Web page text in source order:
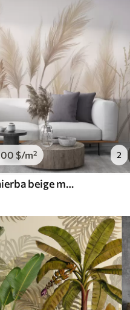
.00 $/m² 2
Altas espiguillas de hierba beige mecidas por el viento sobre un fondo suave y claro